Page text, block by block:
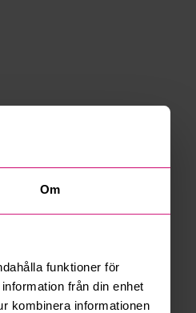
Om
funktioner för
från din enhet
kombinera informationen